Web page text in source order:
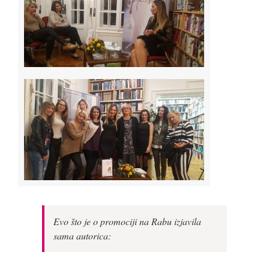
Evo što je o promociji na Rabu izjavila
sama autorica: